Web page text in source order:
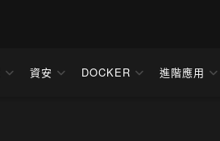
資安 DOCKER 進階應用